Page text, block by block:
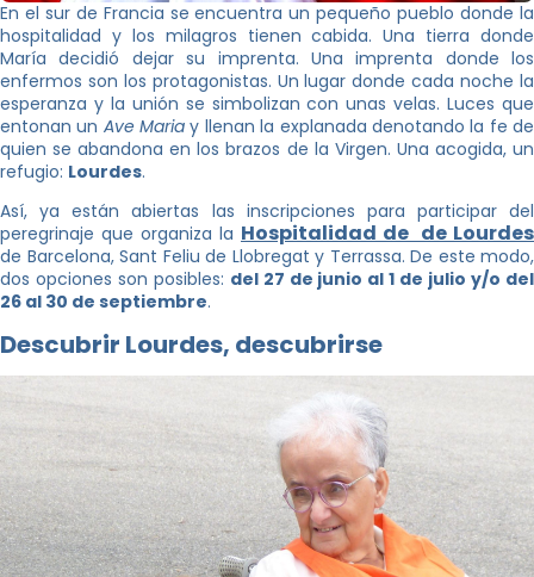
En el sur de Francia se encuentra un pequeño pueblo donde la
hospitalidad y los milagros tienen cabida. Una tierra donde
María decidió dejar su imprenta. Una imprenta donde los
enfermos son los protagonistas. Un lugar donde cada noche la
esperanza y la unión se simbolizan con unas velas. Luces que
entonan un Ave Maria y llenan la explanada denotando la fe de
quien se abandona en los brazos de la Virgen. Una acogida, un
refugio: Lourdes.
Así, ya están abiertas las inscripciones para participar del
peregrinaje que organiza la Hospitalidad de de Lourdes
de Barcelona, Sant Feliu de Llobregat y Terrassa. De este modo,
dos opciones son posibles: del 27 de junio al 1 de julio y/o del
26 al 30 de septiembre.
Descubrir Lourdes, descubrirse